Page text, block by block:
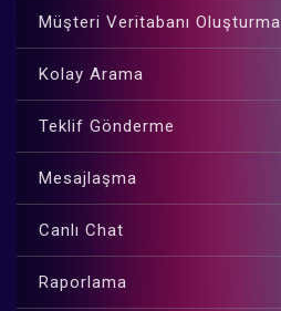
Müşteri Veritabanı Oluşturma
Kolay Arama
Teklif Gönderme
Mesajlaşma
Canlı Chat
Raporlama